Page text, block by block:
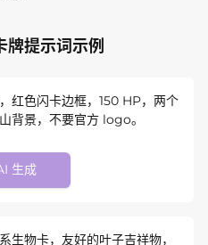
牌提示词示例
红色闪卡边框，150 HP，两个
背景，不要官方 logo。
生成
生物卡，友好的叶子吉祥物，